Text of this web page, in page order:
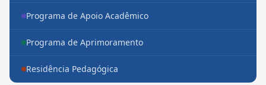
Programa de Apoio Acadêmico
Programa de Aprimoramento
Residência Pedagógica